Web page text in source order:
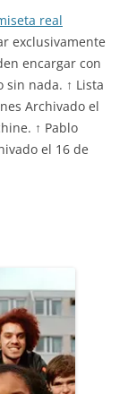
real
exclusivamente
encargar con
sin nada. ↑ Lista
Archivado el
↑ Pablo
el 16 de